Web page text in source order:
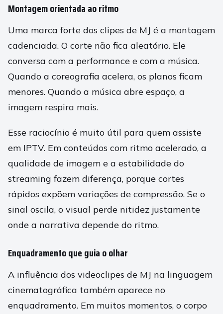
Montagem orientada ao ritmo
Uma marca forte dos clipes de MJ é a montagem
cadenciada. O corte não fica aleatório. Ele
conversa com a performance e com a música.
Quando a coreografia acelera, os planos ficam
menores. Quando a música abre espaço, a
imagem respira mais.
Esse raciocínio é muito útil para quem assiste
em IPTV. Em conteúdos com ritmo acelerado, a
qualidade de imagem e a estabilidade do
streaming fazem diferença, porque cortes
rápidos expõem variações de compressão. Se o
sinal oscila, o visual perde nitidez justamente
onde a narrativa depende do ritmo.
Enquadramento que guia o olhar
A influência dos videoclipes de MJ na linguagem
cinematográfica também aparece no
enquadramento. Em muitos momentos, o corpo